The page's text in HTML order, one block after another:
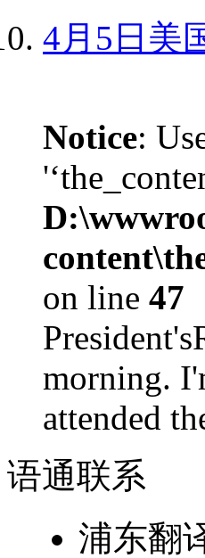
4月5日美
Notice:
on line 47
morning.
attended
语通联系
浦东翻